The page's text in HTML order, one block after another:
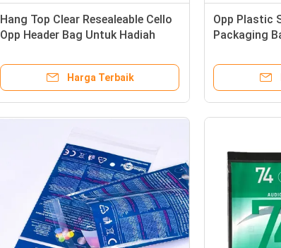
Hang Top Clear Resealeable Cello
Opp Header Bag Untuk Hadiah
Harga Terbaik
Opp Plastic
Packaging